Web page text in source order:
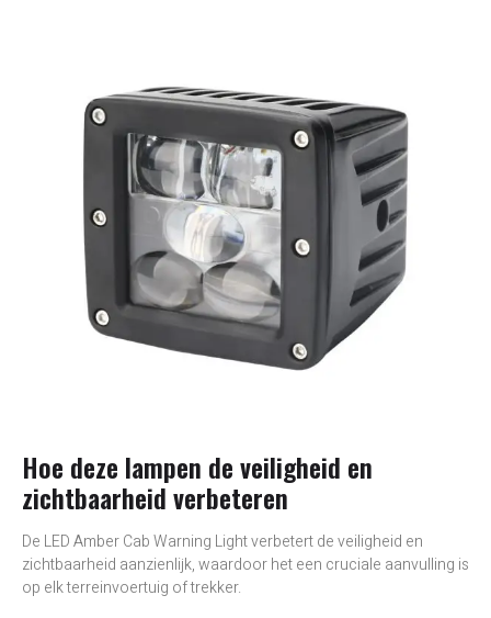
Hoe deze lampen de veiligheid en
zichtbaarheid verbeteren
De LED Amber Cab Warning Light verbetert de veiligheid en
zichtbaarheid aanzienlijk, waardoor het een cruciale aanvulling is
op elk terreinvoertuig of trekker.